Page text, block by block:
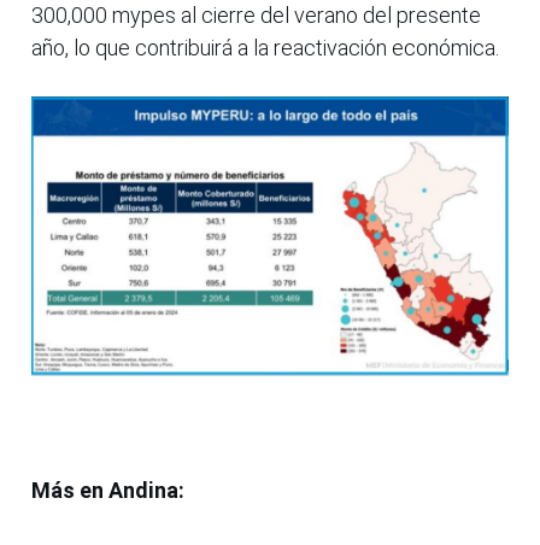
300,000 mypes al cierre del verano del presente
año, lo que contribuirá a la reactivación económica.
Más en Andina: